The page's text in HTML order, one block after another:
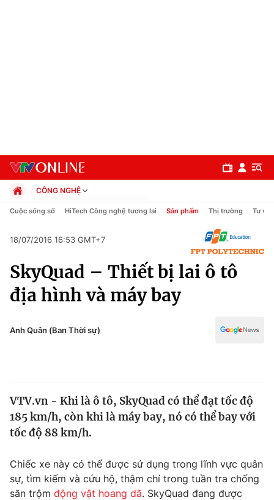
Chính trị
Thế giới
Thế giới đó đây
Câu chuyện quốc tế
Tài chính
Dữ liệu và đời sống
CÔNG NGHỆ
Chính trị
Pháp luật
Thể thao
Truyền hình
Văn hóa - Giải trí
Đời sống
Cuộc sống số HiTech Công nghệ tương lai Sản phẩm Thị trường Tư vấn
18/07/2016 16:53 GMT+7
SkyQuad – Thiết bị lai ô tô
địa hình và máy bay
Anh Quân (Ban Thời sự)
VTV.vn - Khi là ô tô, SkyQuad có thể đạt tốc độ
185 km/h, còn khi là máy bay, nó có thể bay với
tốc độ 88 km/h.
Chiếc xe này có thể được sử dụng trong lĩnh vực quân
sự, tìm kiếm và cứu hộ, thậm chí trong tuần tra chống
săn trộm động vật hoang dã. SkyQuad đang được